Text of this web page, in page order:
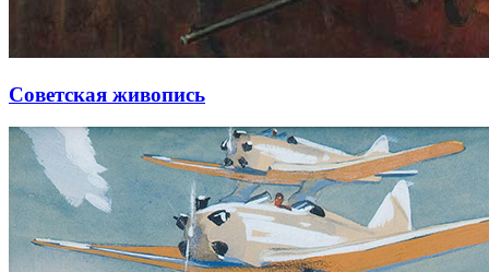
Советская живопись